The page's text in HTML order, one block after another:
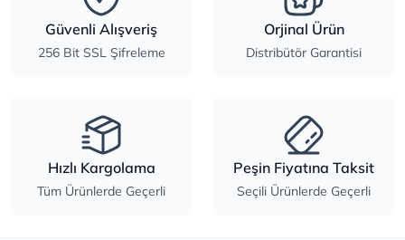
Güvenli Alışveriş
256 Bit SSL Şifreleme
Orjinal Ürün
Distribütör Garantisi
Hızlı Kargolama
Tüm Ürünlerde Geçerli
Peşin Fiyatına Taksit
Seçili Ürünlerde Geçerli